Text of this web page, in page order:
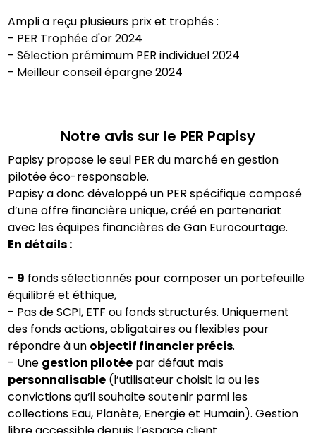
Ampli a reçu plusieurs prix et trophés :
- PER Trophée d'or 2024
- Sélection prémimum PER individuel 2024
- Meilleur conseil épargne 2024
Notre avis sur le PER Papisy
Papisy propose le seul PER du marché en gestion
pilotée éco-responsable.
Papisy a donc développé un PER spécifique composé
d’une offre financière unique, créé en partenariat
avec les équipes financières de Gan Eurocourtage.
En détails :
- 9 fonds sélectionnés pour composer un portefeuille
équilibré et éthique,
- Pas de SCPI, ETF ou fonds structurés. Uniquement
des fonds actions, obligataires ou flexibles pour
répondre à un objectif financier précis.
- Une gestion pilotée par défaut mais
personnalisable (l’utilisateur choisit la ou les
convictions qu’il souhaite soutenir parmi les
collections Eau, Planète, Energie et Humain). Gestion